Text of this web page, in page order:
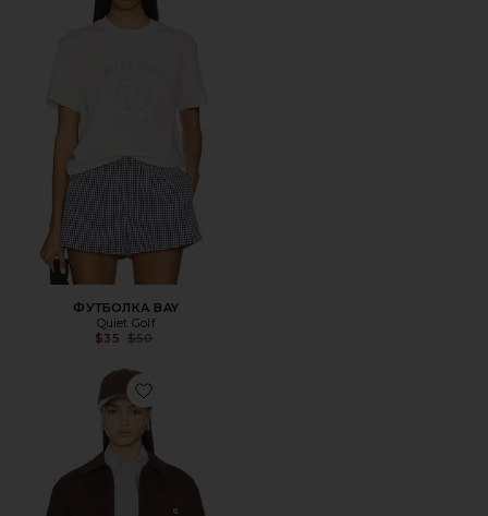
ФУТБОЛКА BAY
Quiet Golf
$35 Previous price:
$50
Favorite КУРТКА MAINTENCE